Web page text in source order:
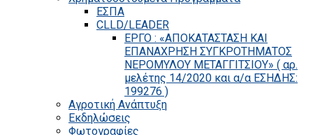
ΕΣΠΑ
CLLD/LEADER
ΕΡΓΟ : «ΑΠΟΚΑΤΑΣΤΑΣΗ ΚΑΙ
ΕΠΑΝΑΧΡΗΣΗ ΣΥΓΚΡΟΤΗΜΑΤΟΣ
ΝΕΡΟΜΥΛΟΥ ΜΕΤΑΓΓΙΤΣΙΟΥ» ( αρ.
μελέτης 14/2020 και α/α ΕΣΗΔΗΣ:
199276 )
Αγροτική Ανάπτυξη
Εκδηλώσεις
Φωτογραφίες